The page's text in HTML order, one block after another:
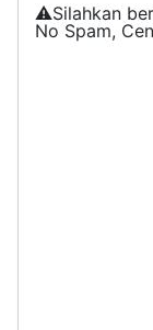
⚠️Silahkan
No Spam,